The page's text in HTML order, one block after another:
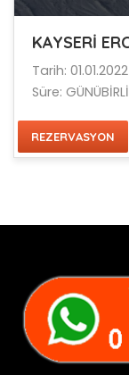
KAYSERİ
Tarih: 01.01.2022
Süre:
REZERVASYON